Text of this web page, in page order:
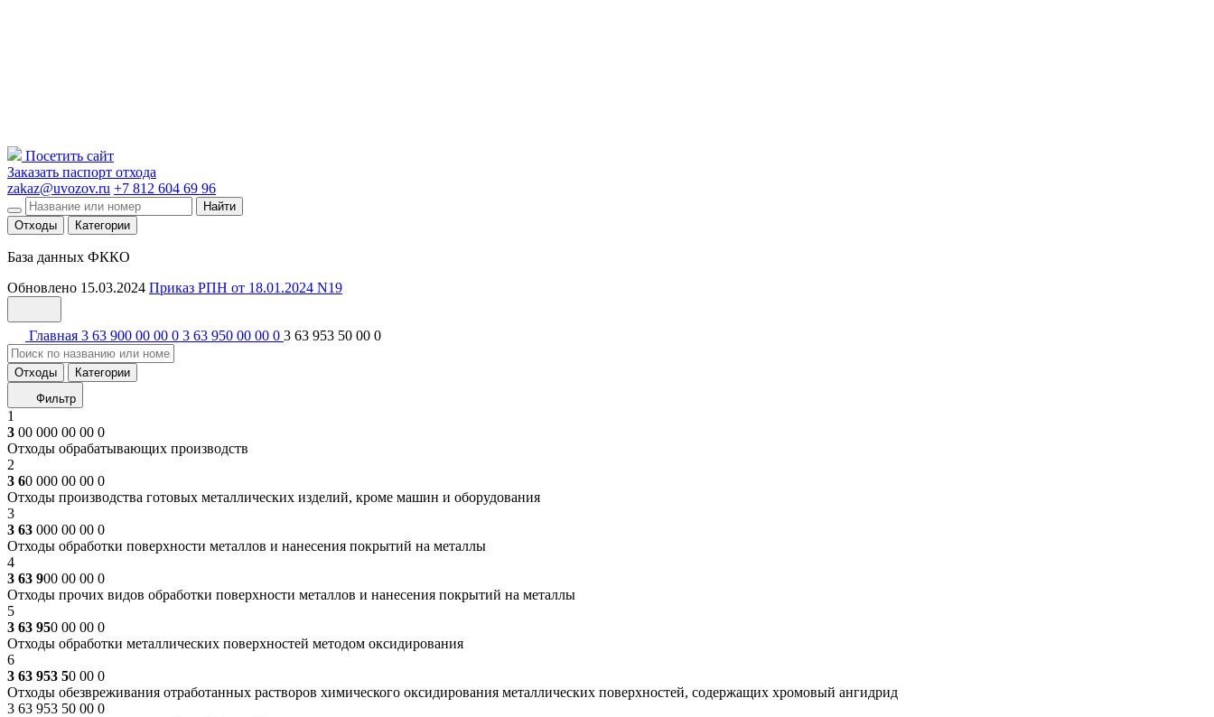
Посетить сайт
Заказать паспорт отхода
zakaz@uvozov.ru +7 812 604 69 96
Найти
Отходы
Категории
База данных ФККО
Обновлено 15.03.2024 Приказ РПН от 18.01.2024 N19
Главная 3 63 900 00 00 0 3 63 950 00 00 0 3 63 953 50 00 0
Отходы
Категории
Фильтр
1
3 00 000 00 00 0
Отходы обрабатывающих производств
2
3 60 000 00 00 0
Отходы производства готовых металлических изделий, кроме машин и оборудования
3
3 63 000 00 00 0
Отходы обработки поверхности металлов и нанесения покрытий на металлы
4
3 63 900 00 00 0
Отходы прочих видов обработки поверхности металлов и нанесения покрытий на металлы
5
3 63 950 00 00 0
Отходы обработки металлических поверхностей методом оксидирования
6
3 63 953 50 00 0
Отходы обезвреживания отработанных растворов химического оксидирования металлических поверхностей, содержащих хромовый ангидрид
3 63 953 50 00 0